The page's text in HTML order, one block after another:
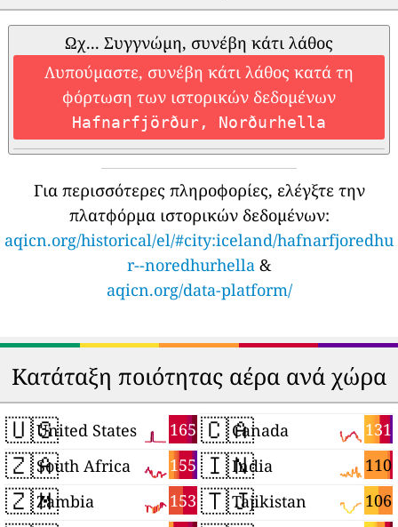
Ωχ... Συγγνώμη, συνέβη κάτι λάθος
Λυπούμαστε, συνέβη κάτι λάθος κατά τη
φόρτωση των ιστορικών δεδομένων
Hafnarfjörður, Norðurhella
Για περισσότερες πληροφορίες, ελέγξτε την
πλατφόρμα ιστορικών δεδομένων:
aqicn.org/historical/el/#city:iceland/hafnarfjoredhu
r--noredhurhella &
aqicn.org/data-platform/
Κατάταξη ποιότητας αέρα ανά χώρα
🇺🇸 165
United States
🇿🇦 155
South Africa
🇿🇲 153
Zambia
🇨🇦 131
Canada
🇮🇳 110
India
🇹🇯 106
Tajikistan